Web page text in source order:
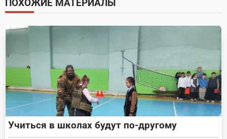
reader-
text">Page</span>
ПОХОЖИЕ МАТЕРИАЛЫ
Учиться в школах будут по-другому